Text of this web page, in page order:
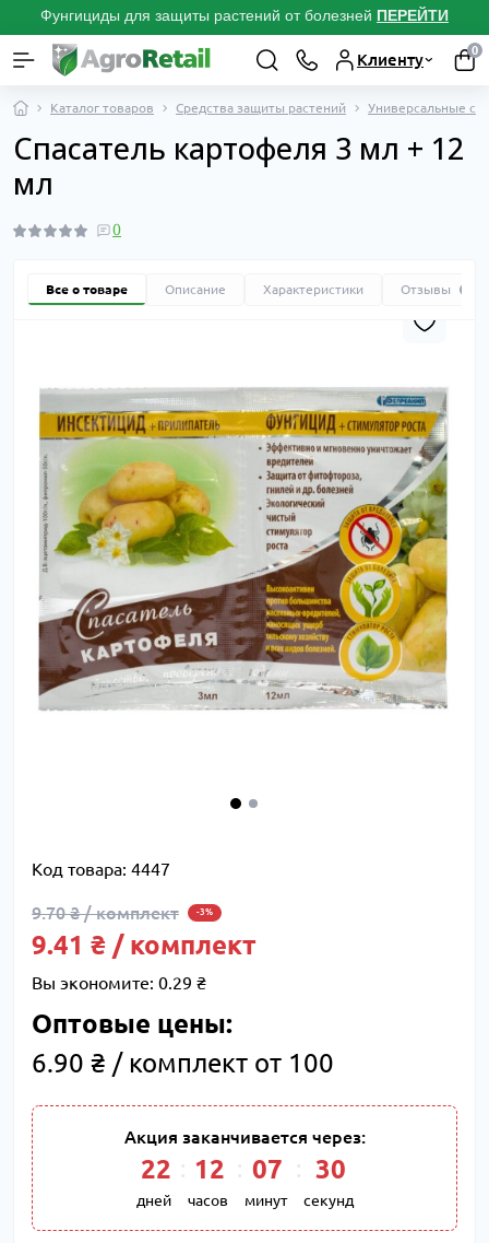
Фунгициды для защиты растений от болезней ПЕРЕЙТИ
Клиенту
0
Каталог товаров Средства защиты растений Универсальные
Спасатель картофеля 3 мл + 12
мл
0
Все о товаре Описание Характеристики Отзывы
Код товара: 4447
9.70 ₴ / комплект -3%
9.41 ₴ / комплект
Вы экономите: 0.29 ₴
Оптовые цены:
6.90 ₴ / комплект от 100
Акция заканчивается через:
22
дней
: 12
часов
: 07
минут
: 29
секунд